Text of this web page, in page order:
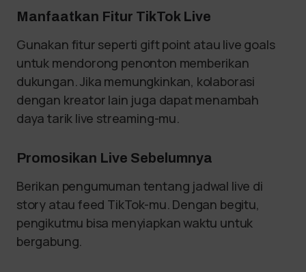
Manfaatkan Fitur TikTok Live
Gunakan fitur seperti gift point atau live goals
untuk mendorong penonton memberikan
dukungan. Jika memungkinkan, kolaborasi
dengan kreator lain juga dapat menambah
daya tarik live streaming-mu.
Promosikan Live Sebelumnya
Berikan pengumuman tentang jadwal live di
story atau feed TikTok-mu. Dengan begitu,
pengikutmu bisa menyiapkan waktu untuk
bergabung.